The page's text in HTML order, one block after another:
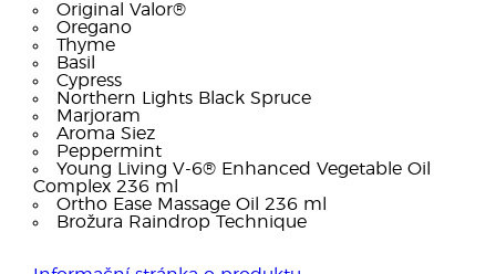
Original Valor®
Oregano
Thyme
Basil
Cypress
Northern Lights Black Spruce
Marjoram
Aroma Siez
Peppermint
Young Living V-6® Enhanced Vegetable Oil
Complex 236 ml
Ortho Ease Massage Oil 236 ml
Brožura Raindrop Technique